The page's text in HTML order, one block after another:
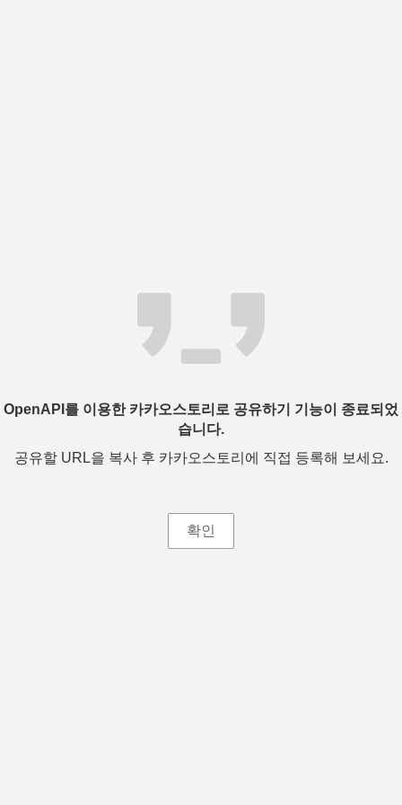
OpenAPI를 이용한 카카오스토리로 공유하기 기능이 종료되었
습니다.
공유할 URL을 복사 후 카카오스토리에 직접 등록해 보세요.
확인